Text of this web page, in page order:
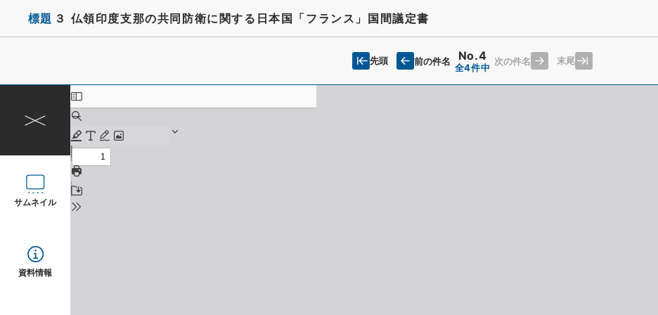
標題 ３ 仏領印度支那の共同防衛に関する日本国「フランス」国間議定書
先頭 前の件名 No.4
全4件中
次の件名 末尾
サムネイル
資料情報